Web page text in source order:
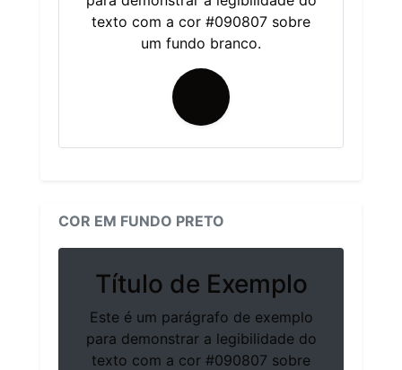
texto com a cor #090807 sobre
um fundo branco.
COR EM FUNDO PRETO
Título de Exemplo
Este é um parágrafo de exemplo
para demonstrar a legibilidade do
texto com a cor #090807 sobre